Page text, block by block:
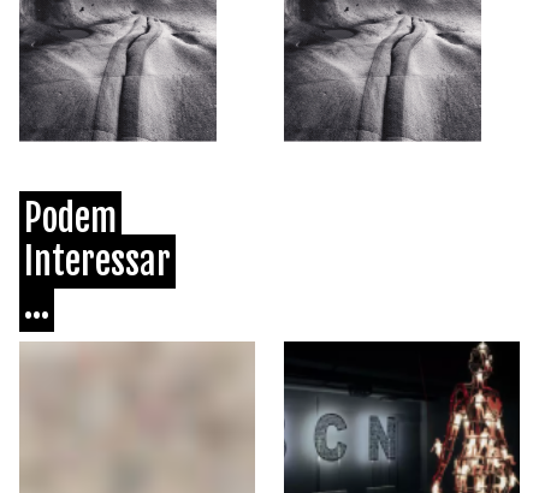
Podem
Interessar
...